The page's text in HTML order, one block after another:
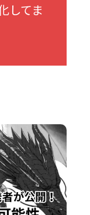
してま